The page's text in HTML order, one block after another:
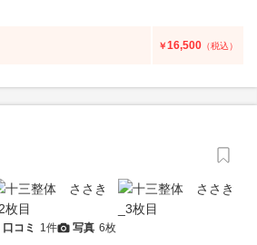
￥16,500 （税込）
口コミ 1件 写真 6枚